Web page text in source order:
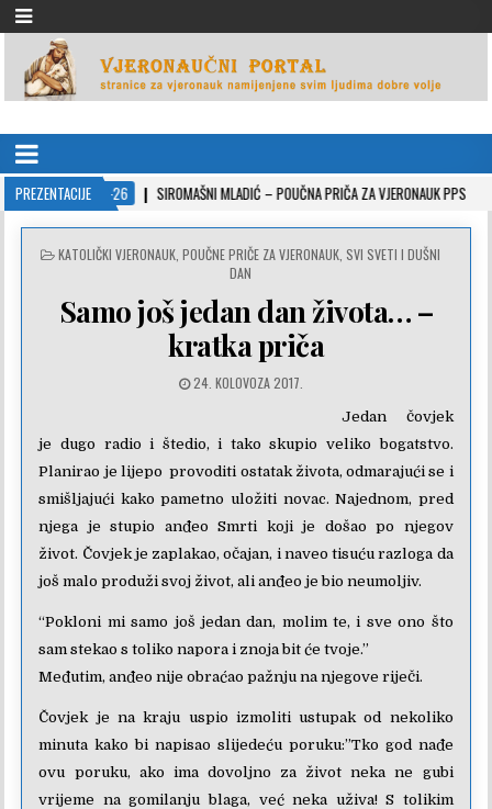
VJERONAUČNI PORTAL
PREZENTACIJE
2022-10-26 SIROMAŠNI MLADIĆ – POUČNA PRIČA ZA VJERONAUK PPS
POSTED
KATOLIČKI VJERONAUK POUČNE PRIČE ZA VJERONAUK SVI SVETI I DUŠNI
DAN
Samo još jedan dan života… –
kratka priča
24. KOLOVOZA 2017.
Jedan čovjek
je dugo radio i štedio, i tako skupio veliko bogatstvo.
Planirao je lijepo provoditi ostatak života, odmarajući se i
smišljajući kako pametno uložiti novac. Najednom, pred
njega je stupio anđeo Smrti koji je došao po njegov
život. Čovjek je zaplakao, očajan, i naveo tisuću razloga da
još malo produži svoj život, ali anđeo je bio neumoljiv.
“Pokloni mi samo još jedan dan, molim te, i sve ono što
sam stekao s toliko napora i znoja bit će tvoje.”
Međutim, anđeo nije obraćao pažnju na njegove riječi.
Čovjek je na kraju uspio izmoliti ustupak od nekoliko
minuta kako bi napisao slijedeću poruku:”Tko god nađe
ovu poruku, ako ima dovoljno za život neka ne gubi
vrijeme na gomilanju blaga, već neka uživa! S tolikim